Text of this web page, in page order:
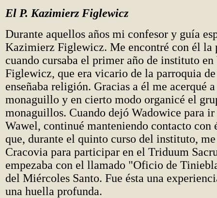
El P. Kazimierz Figlewicz
Durante aquellos años mi confesor y guía
Kazimierz Figlewicz. Me encontré con él la
cuando cursaba el primer año de instituto
Figlewicz, que era vicario de la parroquia
enseñaba religión. Gracias a él me acerqué
monaguillo y en cierto modo organicé el
monaguillos. Cuando dejó Wadowice para
Wawel, continué manteniendo contacto con
que, durante el quinto curso del instituto,
Cracovia para participar en el Triduum
empezaba con el llamado "Oficio de
del Miércoles Santo. Fue ésta una
una huella profunda.